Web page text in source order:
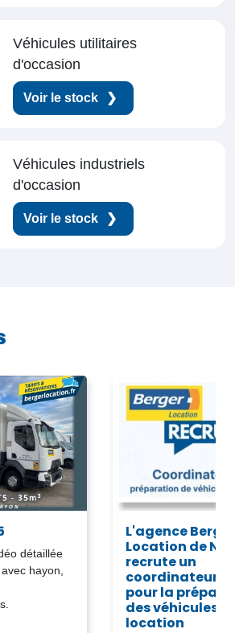
Véhicules utilitaires
d'occasion
Voir le stock
Véhicules industriels
d'occasion
Voir le stock
détaillée
hayon,
L'agence Berger
Location de
recrute un
coordinateur
pour la
des véhicules
location